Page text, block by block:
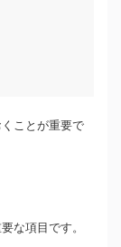
ことが重要で
な項目です。